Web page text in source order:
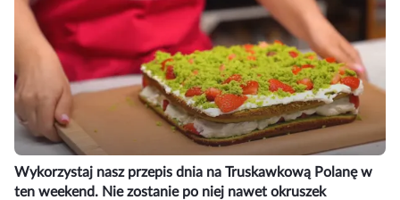
Wykorzystaj nasz przepis dnia na Truskawkową Polanę w
ten weekend. Nie zostanie po niej nawet okruszek